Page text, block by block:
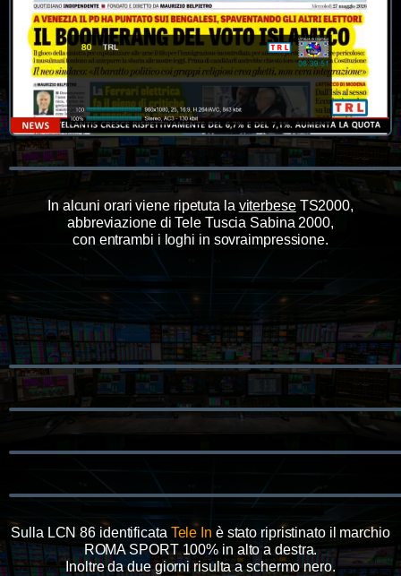
In alcuni orari viene ripetuta la viterbeseTS2000,
abbreviazione di Tele Tuscia Sabina 2000,
con entrambi i loghi in sovraimpressione.
Sulla LCN 86 identificata Tele In è stato ripristinato il marchio
ROMA SPORT 100% in alto a destra.
Inoltre da due giorni risulta a schermo nero.